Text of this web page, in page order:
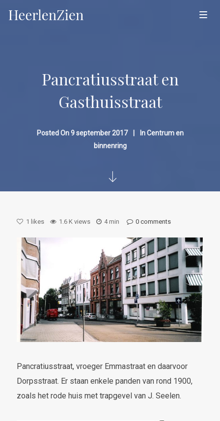
Pancratiusstraat en
Gasthuisstraat
Posted On9 september 2017 InCentrum en
binnenring
1 likes 1.6 K views 4 min 0 comments
Pancratiusstraat, vroeger Emmastraat en daarvoor
Dorpsstraat. Er staan enkele panden van rond 1900,
zoals het rode huis met trapgevel van J. Seelen.